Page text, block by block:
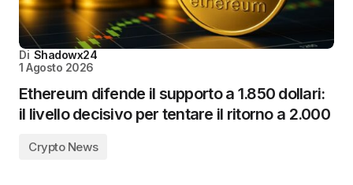
Di Shadowx24
1 Agosto 2026
Ethereum difende il supporto a 1.850 dollari:
il livello decisivo per tentare il ritorno a 2.000
Crypto News